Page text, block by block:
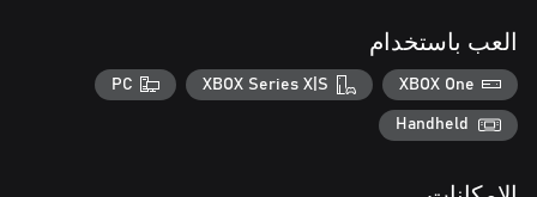
العب باستخدام
XBOX One
XBOX Series X|S
PC
Handheld